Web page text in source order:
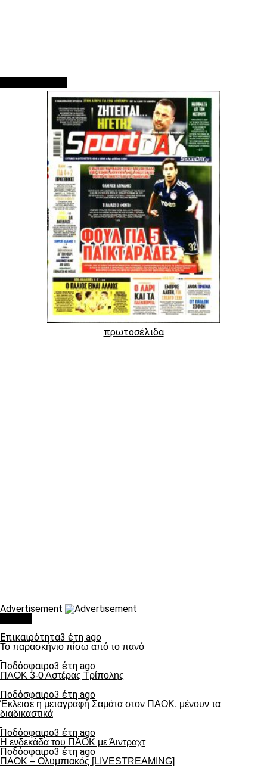
πρωτοσέλιδα
Advertisement
Επικαιρότητα3 έτη ago
Το παρασκήνιο πίσω από το πανό
Ποδόσφαιρο3 έτη ago
ΠΑΟΚ 3-0 Αστέρας Τρίπολης
Ποδόσφαιρο3 έτη ago
Έκλεισε η μεταγραφή Σαμάτα στον ΠΑΟΚ, μένουν τα
διαδικαστικά
Ποδόσφαιρο3 έτη ago
Η ενδεκάδα του ΠΑΟΚ με Άιντραχτ
Ποδόσφαιρο3 έτη ago
ΠΑΟΚ – Ολυμπιακός [LIVESTREAMING]